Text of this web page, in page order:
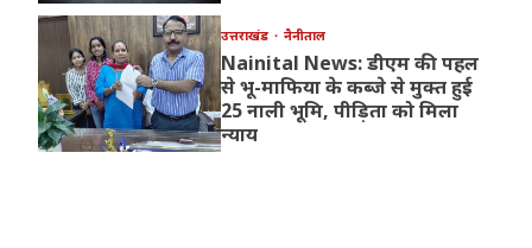
उत्तराखंड नैनीताल
Nainital News: डीएम की पहल
से भू-माफिया के कब्जे से मुक्त हुई
25 नाली भूमि, पीड़िता को मिला
न्याय